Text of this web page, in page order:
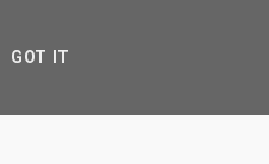
GOT IT